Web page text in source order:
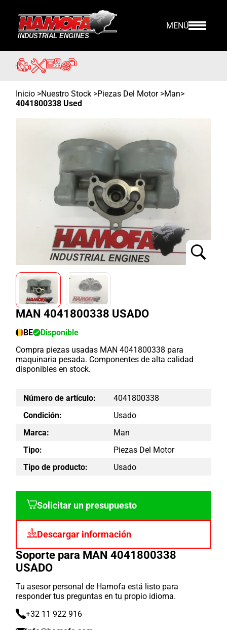
MENÚ
Inicio >Nuestro Stock >Piezas Del Motor >Man>
4041800338 Used
MAN 4041800338 USADO
BE
Disponible
Compra piezas usadas MAN 4041800338 para
maquinaria pesada. Componentes de alta calidad
disponibles en stock.
Número de artículo:
4041800338
Condición:
Usado
Marca:
Man
Tipo:
Piezas Del Motor
Tipo de producto:
Usado
Solicitar un presupuesto
Descargar información
Soporte para MAN 4041800338
USADO
Tu asesor personal de Hamofa está listo para
responder tus preguntas en tu propio idioma.
+32 11 922 916